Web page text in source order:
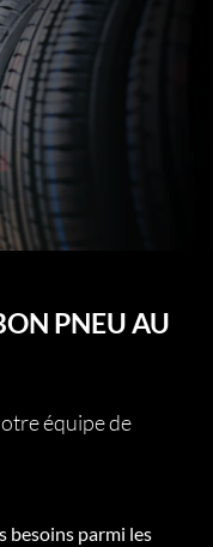
PNEU AU
équipe de
besoins parmi les